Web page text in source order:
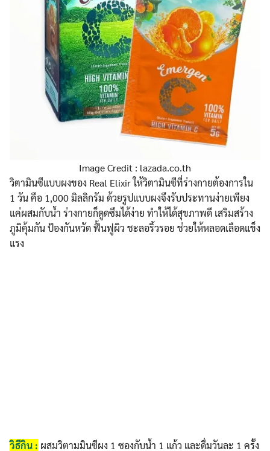
Image Credit : lazada.co.th
วิตามินซีแบบผงของ Real Elixir ให้วิตามินซีที่ร่างกายต้องการใน
1 วัน คือ 1,000 มิลลิกรัม ด้วยรูปแบบผงจึงรับประทานง่ายเพียง
แค่ผสมกับน้ำ ร่างกายก็ดูดซึมได้ง่าย ทำให้ได้สุขภาพดี เสริมสร้าง
ภูมิคุ้มกัน ป้องกันหวัด ฟื้นฟูผิว ชะลอริ้วรอย ช่วยให้หลอดเลือดแข็ง
แรง
วิธีกิน : ผสมวิตามมินซีผง 1 ซองกับน้ำ 1 แก้ว และดื่มวันละ 1 ครั้ง